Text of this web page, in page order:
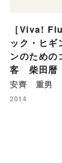
［Viva!
ック・ヒギ
ンのため
客 柴田暦
安齊 重男
2014